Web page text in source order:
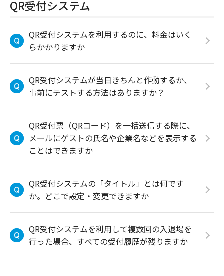
QR受付システム
QR受付システムを利用するのに、料金はいく
らかかりますか
QR受付システムが当日きちんと作動するか、
事前にテストする方法はありますか？
QR受付票（QRコード）を一括送信する際に、
メールにゲストの氏名や企業名などを表示する
ことはできますか
QR受付システムの「タイトル」とは何です
か。どこで設定・変更できますか
QR受付システムを利用して複数回の入退場を
行った場合、すべての受付履歴が残りますか